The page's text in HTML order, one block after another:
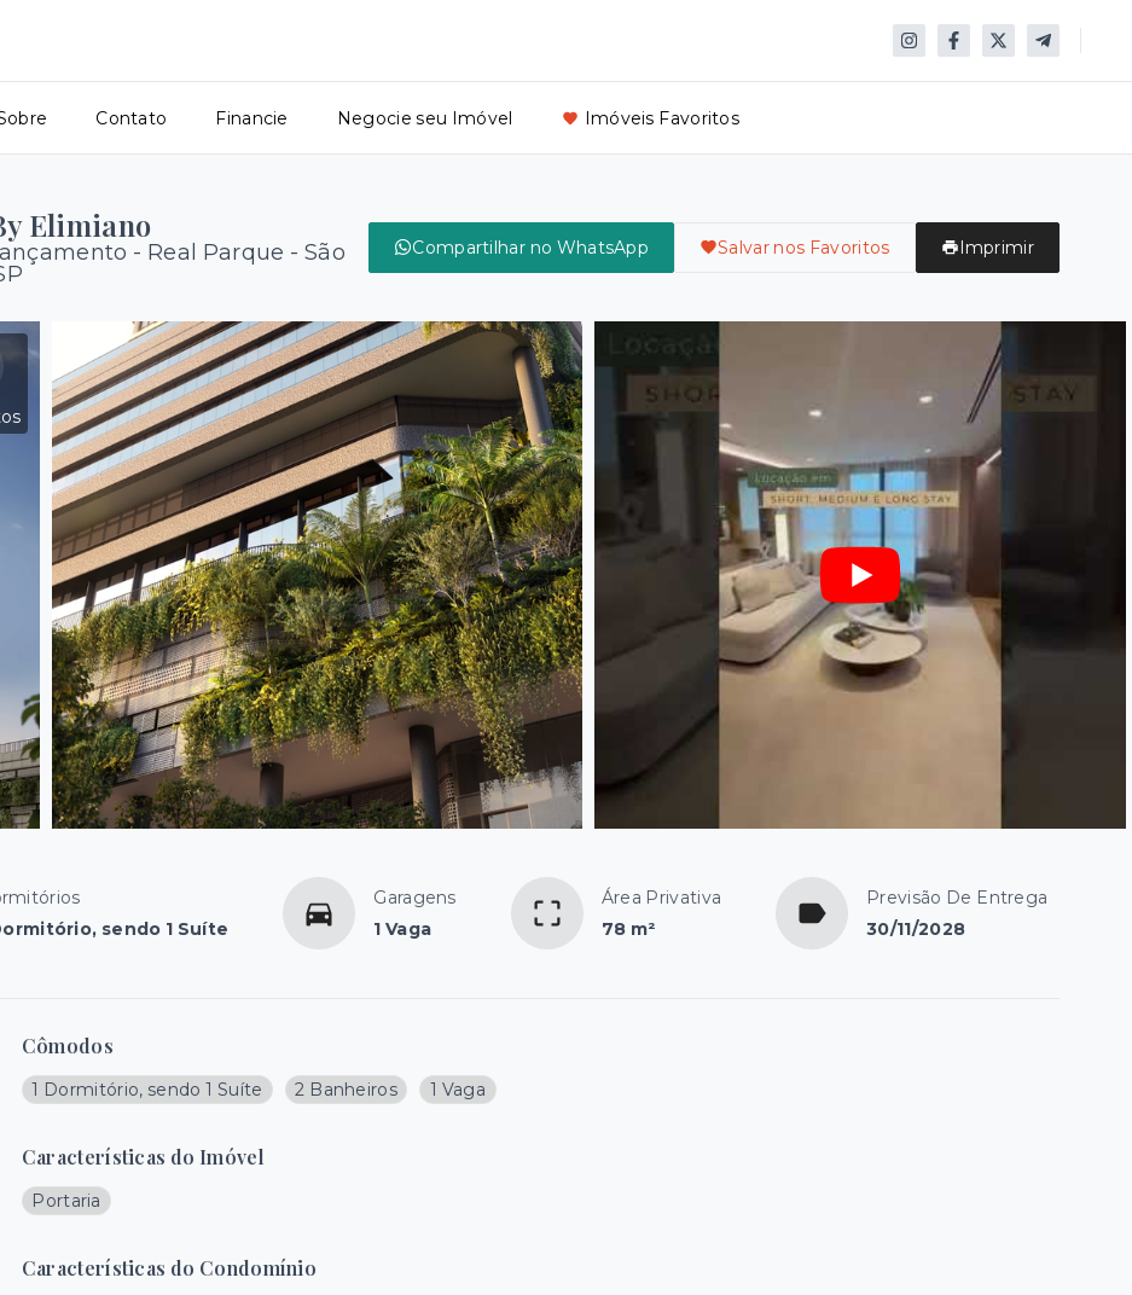
Contato Financie Negocie seu Imóvel Imóveis Favoritos
Elimiano
- Real Parque - São
Compartilhar no WhatsApp Salvar nos Favoritos Imprimir
sendo 1 Suíte
Garagens
1 Vaga
Área Privativa
78 m²
Previsão De Entrega
30/11/2028
Cômodos
1 Dormitório, sendo 1 Suíte 2 Banheiros 1 Vaga
Características do Imóvel
Portaria
Características do Condomínio